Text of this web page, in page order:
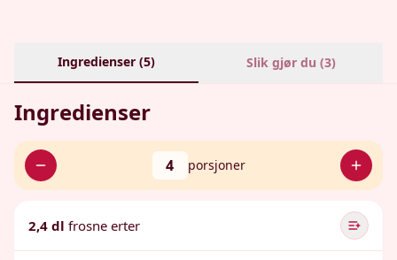
Ingredienser (5) Slik gjør du (3)
Ingredienser
4 porsjoner
2,4 dl frosne erter